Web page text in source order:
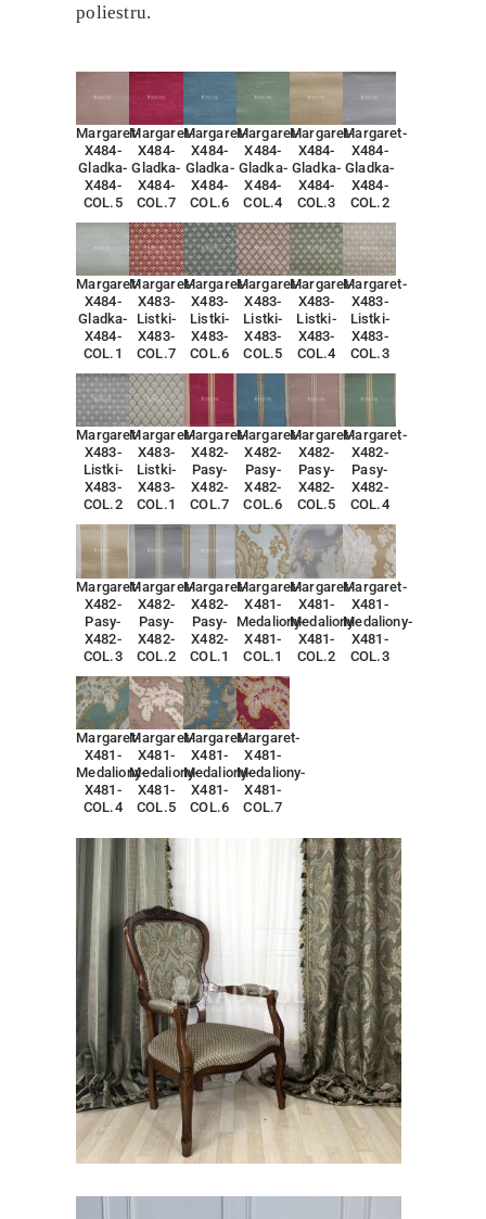
poliestru.
Margaret-
X484-
Gladka-
X484-
COL.5
Margaret-
X484-
Gladka-
X484-
COL.7
Margaret-
X484-
Gladka-
X484-
COL.6
Margaret-
X484-
Gladka-
X484-
COL.4
Margaret-
X484-
Gladka-
X484-
COL.3
Margaret-
X484-
Gladka-
X484-
COL.2
Margaret-
X484-
Gladka-
X484-
COL.1
Margaret-
X483-
Listki-
X483-
COL.7
Margaret-
X483-
Listki-
X483-
COL.6
Margaret-
X483-
Listki-
X483-
COL.5
Margaret-
X483-
Listki-
X483-
COL.4
Margaret-
X483-
Listki-
X483-
COL.3
Margaret-
X483-
Listki-
X483-
COL.2
Margaret-
X483-
Listki-
X483-
COL.1
Margaret-
X482-
Pasy-
X482-
COL.7
Margaret-
X482-
Pasy-
X482-
COL.6
Margaret-
X482-
Pasy-
X482-
COL.5
Margaret-
X482-
Pasy-
X482-
COL.4
Margaret-
X482-
Pasy-
X482-
COL.3
Margaret-
X482-
Pasy-
X482-
COL.2
Margaret-
X482-
Pasy-
X482-
COL.1
Margaret-
X481-
Medaliony-
X481-
COL.1
Margaret-
X481-
Medaliony-
X481-
COL.2
Margaret-
X481-
Medaliony-
X481-
COL.3
Margaret-
X481-
Medaliony-
X481-
COL.4
Margaret-
X481-
Medaliony-
X481-
COL.5
Margaret-
X481-
Medaliony-
X481-
COL.6
Margaret-
X481-
Medaliony-
X481-
COL.7